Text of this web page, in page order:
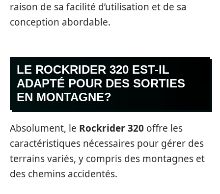
raison de sa facilité d’utilisation et de sa
conception abordable.
LE ROCKRIDER 320 EST-IL
ADAPTÉ POUR DES SORTIES
EN MONTAGNE?
Absolument, le Rockrider 320 offre les
caractéristiques nécessaires pour gérer des
terrains variés, y compris des montagnes et
des chemins accidentés.